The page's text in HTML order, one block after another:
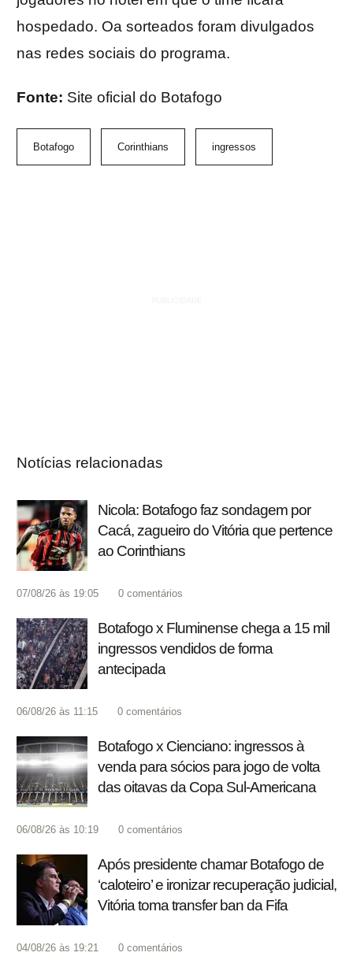
hospedado. Oa sorteados foram divulgados
nas redes sociais do programa.
Fonte: Site oficial do Botafogo
Botafogo Corinthians ingressos
Notícias relacionadas
Nicola: Botafogo faz sondagem por
Cacá, zagueiro do Vitória que pertence
ao Corinthians
07/08/26 às 19:05 0 comentários
Botafogo x Fluminense chega a 15 mil
ingressos vendidos de forma
antecipada
06/08/26 às 11:15 0 comentários
Botafogo x Cienciano: ingressos à
venda para sócios para jogo de volta
das oitavas da Copa Sul-Americana
06/08/26 às 10:19 0 comentários
Após presidente chamar Botafogo de
‘caloteiro’ e ironizar recuperação judicial,
Vitória toma transfer ban da Fifa
04/08/26 às 19:21 0 comentários